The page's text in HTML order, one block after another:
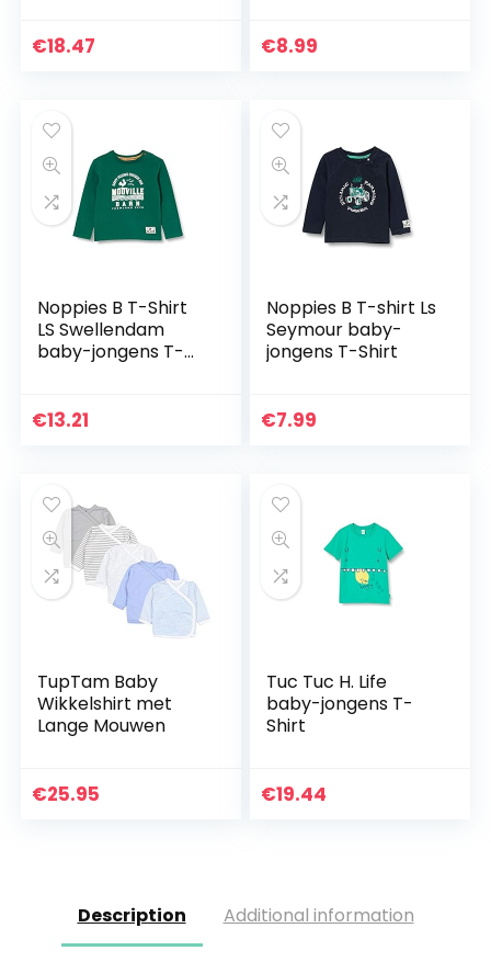
€18.47 €8.99
Noppies B T-Shirt
LS Swellendam
baby-jongens T-
€13.21
Noppies B T-shirt Ls
Seymour baby-
jongens T-Shirt
€7.99
TupTam Baby
Wikkelshirt met
Lange Mouwen
€25.95
Tuc Tuc H. Life
baby-jongens T-
Shirt
€19.44
Description Additional information